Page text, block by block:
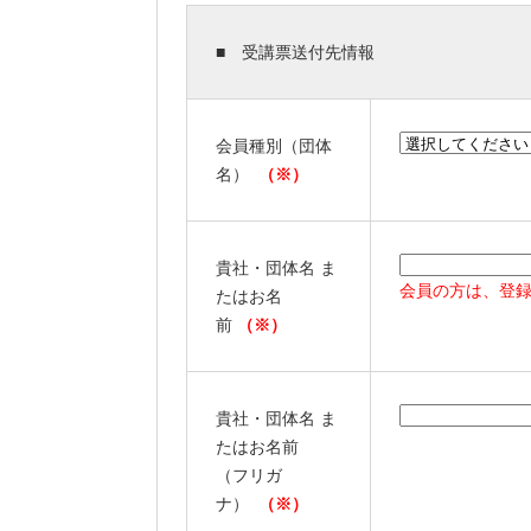
■ 受講票送付先情報
会員種別（団体
名）
（※）
貴社・団体名 ま
たはお名
前
（※）
会員の方は、登
貴社・団体名 ま
たはお名前
（フリガ
ナ）
（※）